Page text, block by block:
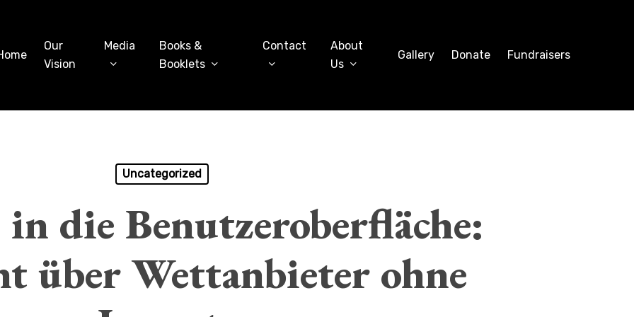
Our
Vision
Media
Books &
Booklets
Contact
About
Us
Gallery Donate Fundraisers
Uncategorized
die Benutzeroberfläche:
über Wettanbieter ohne